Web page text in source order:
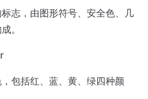
志，由图形符号、安全色、几
。
包括红、蓝、黄、绿四种颜